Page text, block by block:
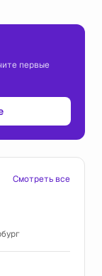
первые
Смотреть все